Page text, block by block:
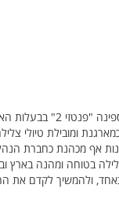
ומובילת טיולי
אף מכהנת כחברת
בטוחה ומהנה בארץ
ולהמשיך לקדם את